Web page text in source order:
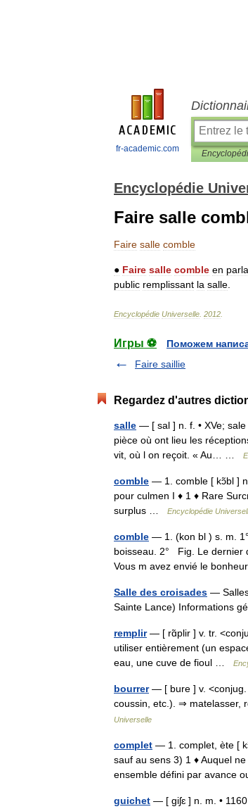
fr-academic.com
Encyclopédie
Faire salle
Faire salle comble
● Faire salle comble en
public remplissant la salle
Encyclopédie Universelle 2012
Игры ⚽
Поможем
Faire saillie
Regardez d'autres
salle — [ sal ] n. f. • XVe;
pièce où ont lieu les
vit, où l on reçoit. « Au… …
comble — 1. comble [ kɔ̃bl ]
pour culmen I ♦ 1 ♦ Rare
surplus …
Encyclopédie
comble — 1. (kon bl ) s. m.
boisseau. 2° Fig. Le dernier
Vous m avez envié le
Salle des croisades —
Sainte Lance) Informations
remplir— [ rɑ̃plir ] v. tr.
utiliser entièrement (un
eau, une cuve de fioul …
bourrer— [ bure ] v. <conjug.
coussin, etc.). ⇒ matelasser,
Universelle
complet — 1. complet, ète [
sauf au sens 3) 1 ♦ Auquel
ensemble défini par avance
guichet — [ giʃɛ ] n. m. •